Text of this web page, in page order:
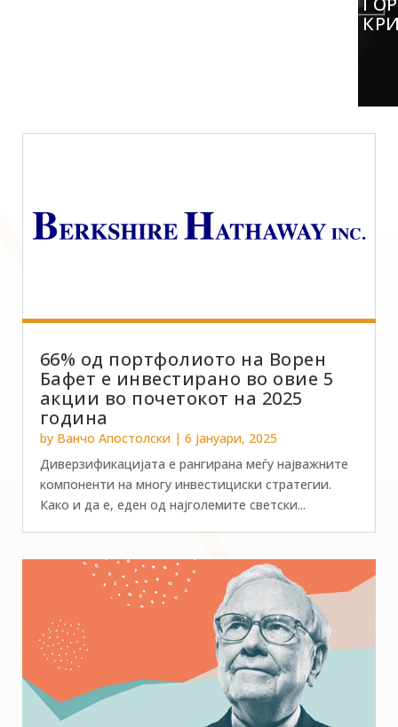
66% од портфолиото на Ворен
Бафет е инвестирано во овие 5
акции во почетокот на 2025
година
by Ванчо Апостолски| 6 јануари, 2025
Диверзификацијата е рангирана меѓу најважните
компоненти на многу инвестициски стратегии.
Како и да е, еден од најголемите светски...